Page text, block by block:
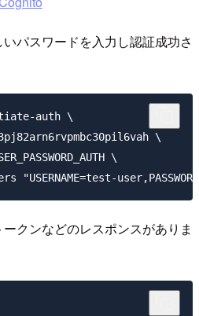
パスワードを入力し認証成功さ
auth \
\
\
クンなどのレスポンスがありま